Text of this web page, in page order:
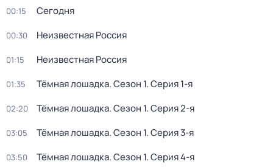
00:15 Сегодня
00:30 Неизвестная Россия
01:15 Неизвестная Россия
01:35 Тёмная лошадка. Сезон 1. Серия 1-я
02:20 Тёмная лошадка. Сезон 1. Серия 2-я
03:05 Тёмная лошадка. Сезон 1. Серия 3-я
03:50 Тёмная лошадка. Сезон 1. Серия 4-я